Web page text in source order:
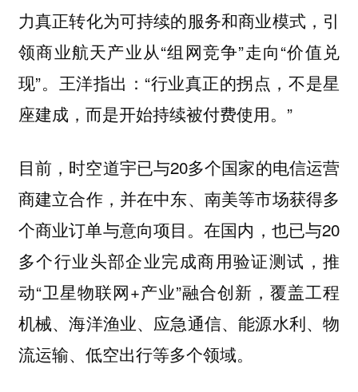
力真正转化为可持续的服务和商业模式，引
领商业航天产业从“组网竞争”走向“价值兑
现”。王洋指出：“行业真正的拐点，不是星
座建成，而是开始持续被付费使用。”
目前，时空道宇已与20多个国家的电信运营
商建立合作，并在中东、南美等市场获得多
个商业订单与意向项目。在国内，也已与20
多个行业头部企业完成商用验证测试，推
动“卫星物联网+产业”融合创新，覆盖工程
机械、海洋渔业、应急通信、能源水利、物
流运输、低空出行等多个领域。